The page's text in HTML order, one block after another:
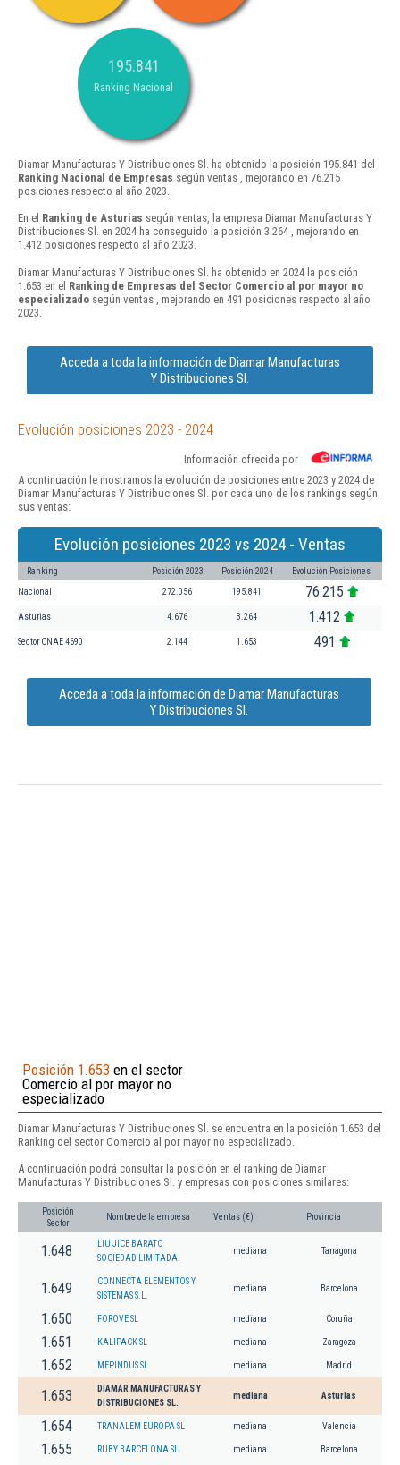
195.841
Ranking Nacional
Diamar Manufacturas Y Distribuciones Sl. ha obtenido la posición 195.841 del
Ranking Nacional de Empresas según ventas , mejorando en 76.215
posiciones respecto al año 2023.
En el Ranking de Asturias según ventas, la empresa Diamar Manufacturas Y
Distribuciones Sl. en 2024 ha conseguido la posición 3.264 , mejorando en
1.412 posiciones respecto al año 2023.
Diamar Manufacturas Y Distribuciones Sl. ha obtenido en 2024 la posición
1.653 en el Ranking de Empresas del Sector Comercio al por mayor no
especializado según ventas , mejorando en 491 posiciones respecto al año
2023.
Acceda a toda la información de Diamar Manufacturas
Y Distribuciones Sl.
Evolución posiciones 2023 - 2024
Información ofrecida por
A continuación le mostramos la evolución de posiciones entre 2023 y 2024 de
Diamar Manufacturas Y Distribuciones Sl. por cada uno de los rankings según
sus ventas:
Evolución posiciones 2023 vs 2024 - Ventas
Ranking Posición 2023 Posición 2024 Evolución Posiciones
Nacional 272.056 195.841 76.215
Asturias 4.676 3.264 1.412
Sector CNAE 4690 2.144 1.653 491
Acceda a toda la información de Diamar Manufacturas
Y Distribuciones Sl.
Posición 1.653 en el sector
Comercio al por mayor no
especializado
Diamar Manufacturas Y Distribuciones Sl. se encuentra en la posición 1.653 del
Ranking del sector Comercio al por mayor no especializado.
A continuación podrá consultar la posición en el ranking de Diamar
Manufacturas Y Distribuciones Sl. y empresas con posiciones similares:
Posición
Sector
Nombre de la empresa Ventas (€) Provincia
1.648
LIU JICE BARATO
SOCIEDAD LIMITADA.
mediana Tarragona
1.649
CONNECTA ELEMENTOS Y
SISTEMAS S.L.
mediana Barcelona
1.650 FOROVE SL mediana Coruña
1.651 KALIPACK SL mediana Zaragoza
1.652 MEPINDUS SL mediana Madrid
1.653
DIAMAR MANUFACTURAS Y
DISTRIBUCIONES SL.
mediana Asturias
1.654 TRANALEM EUROPA SL mediana Valencia
1.655 RUBY BARCELONA SL. mediana Barcelona